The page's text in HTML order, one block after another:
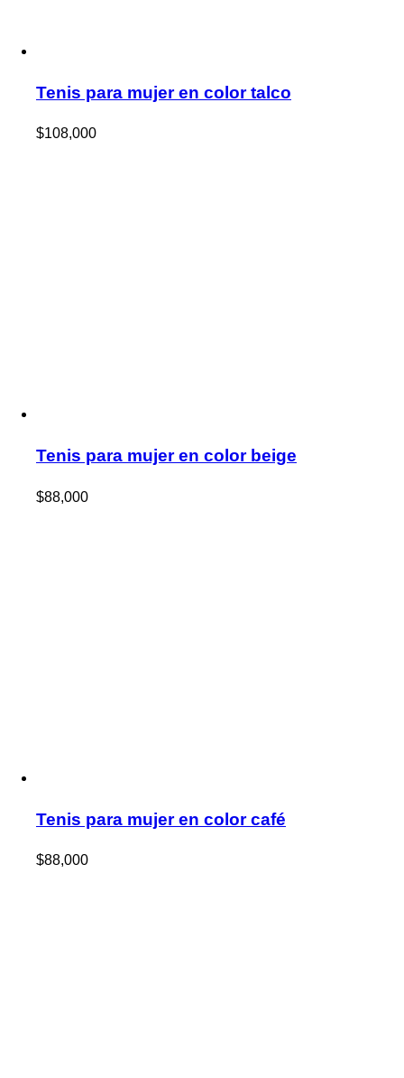
Tenis para mujer en color talco
$108,000
Tenis para mujer en color beige
$88,000
Tenis para mujer en color café
$88,000